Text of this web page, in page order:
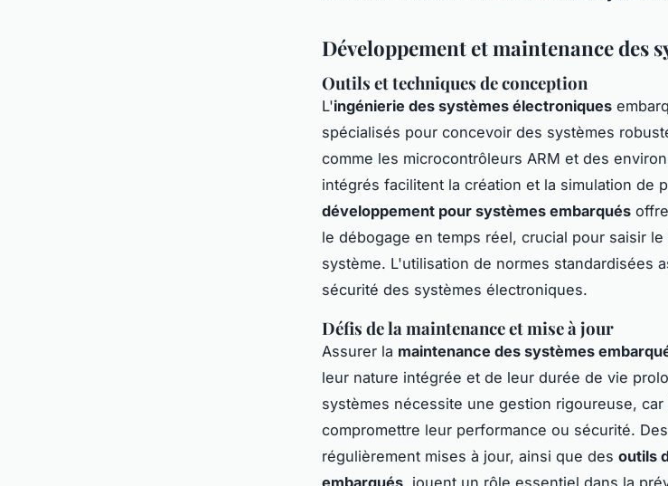
Développement et maintenance des
Outils et techniques de conception
L'ingénierie des systèmes électroniques
spécialisés pour concevoir des systèmes
comme les microcontrôleurs ARM et des
intégrés facilitent la création et la simulation de
développement pour systèmes embarqués
le débogage en temps réel, crucial pour saisir
système. L'utilisation de normes standardisées
sécurité des systèmes électroniques.
Défis de la maintenance et mise à jour
Assurer la maintenance des systèmes
leur nature intégrée et de leur durée de vie
systèmes nécessite une gestion rigoureuse,
compromettre leur performance ou sécurité.
régulièrement mises à jour, ainsi que des outils